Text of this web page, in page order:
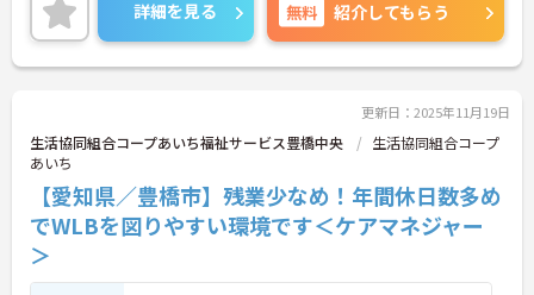
ご興味のある方には、面接対策ポイントなど、さら
に詳細をお話しいたしますのでお気軽にご相談くだ
さい！
詳細を見る 無料 紹介してもらう
更新日：2025年11月19日
生活協同組合コープあいち福祉サービス豊橋中央
生活協同組合コープ
あいち
【愛知県／豊橋市】残業少なめ！年間休日数多め
でWLBを図りやすい環境です＜ケアマネジャー
＞